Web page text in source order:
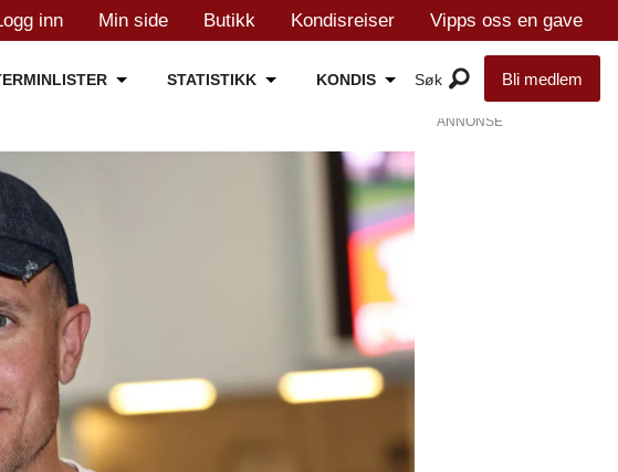
inn Min side Butikk Kondisreiser Vipps oss en gave
STATISTIKK KONDIS Bli medlem
ANNONSE